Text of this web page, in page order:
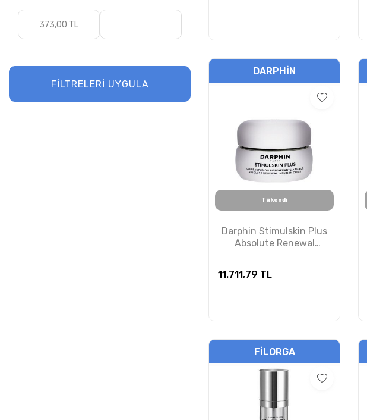
Nuxe
Omega Skin Lab
Skinceuticals
FİLTRELERİ UYGULA
DARPHIN
Tükendi
Darphin Stimulskin Plus
Absolute Renewal
11.711,79 TL
FILORGA